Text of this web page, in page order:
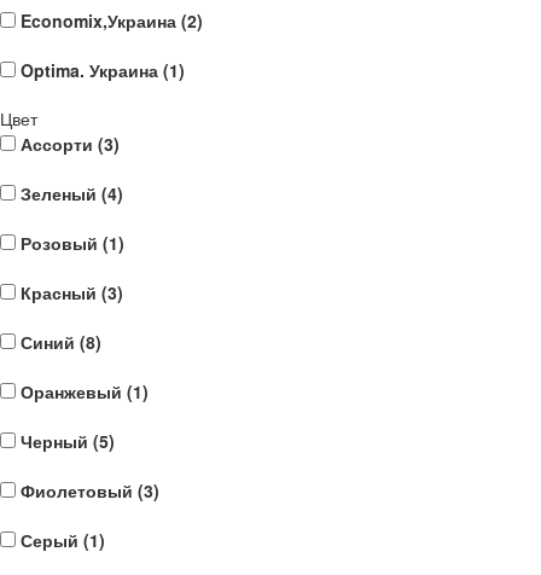
Economix,Украина (2)
Optima. Украина (1)
Цвет
Ассорти (3)
Зеленый (4)
Розовый (1)
Красный (3)
Синий (8)
Оранжевый (1)
Черный (5)
Фиолетовый (3)
Серый (1)